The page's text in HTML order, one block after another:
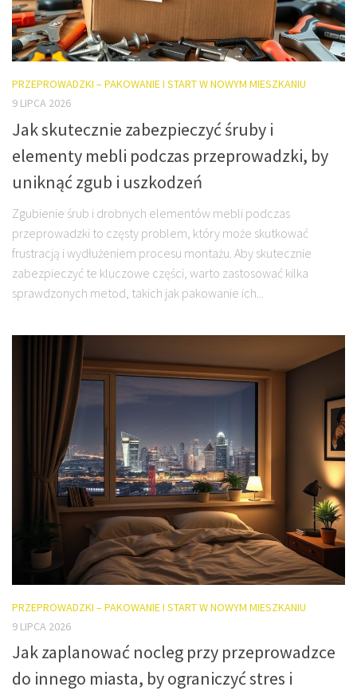
PRZEPROWADZKI – PAKOWANIE I START W NOWYM MIESZKANIU
9 LIPCA 2026
Jak skutecznie zabezpieczyć śruby i
elementy mebli podczas przeprowadzki, by
uniknąć zgub i uszkodzeń
Zgubienie śrub i drobnych elementów mebli podczas
przeprowadzki to częsty problem, który może skutkować
frustracją i wydłużeniem procesu montażu. Aby skutecznie
zabezpieczyć te kluczowe części, warto zastosować kilka
sprawdzonych metod, takich jak pakowanie ich...
PRZEPROWADZKI – PAKOWANIE I START W NOWYM MIESZKANIU
9 LIPCA 2026
Jak zaplanować nocleg przy przeprowadzce
do innego miasta, by ograniczyć stres i